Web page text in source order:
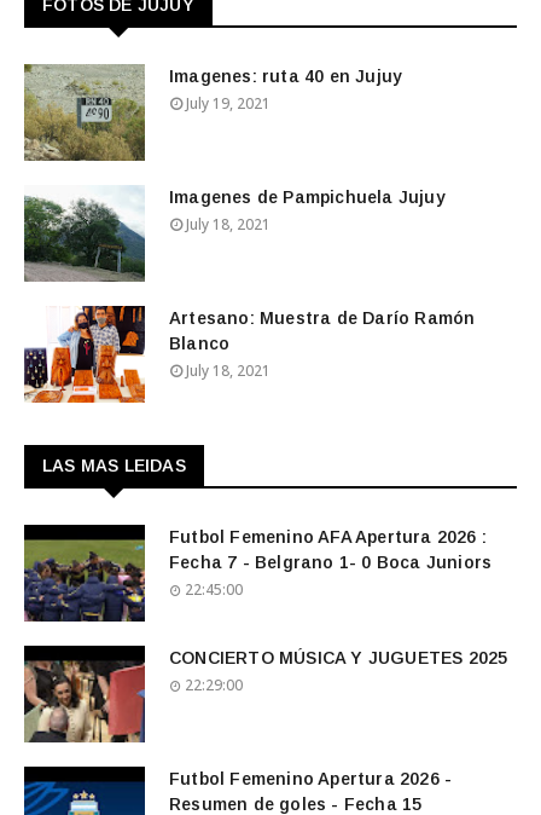
FOTOS DE JUJUY
Imagenes: ruta 40 en Jujuy
July 19, 2021
Imagenes de Pampichuela Jujuy
July 18, 2021
Artesano: Muestra de Darío Ramón
Blanco
July 18, 2021
LAS MAS LEIDAS
Futbol Femenino AFA Apertura 2026 :
Fecha 7 - Belgrano 1- 0 Boca Juniors
22:45:00
CONCIERTO MÚSICA Y JUGUETES 2025
22:29:00
Futbol Femenino Apertura 2026 -
Resumen de goles - Fecha 15